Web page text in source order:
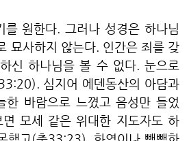
를 원한다. 그러나 성경은 하나님
묘사하지 않는다. 인간은 죄를 갖
신 하나님을 볼 수 없다. 눈으로
심지어 에덴동산의 아담과
한 바람으로 느꼈고 음성만 들었
모세 같은 위대한 지도자도 하